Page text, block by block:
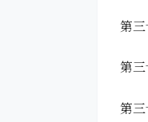
第
第
第